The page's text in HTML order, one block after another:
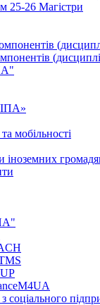
25-26 Магістри
мобільності
іноземних
соціального